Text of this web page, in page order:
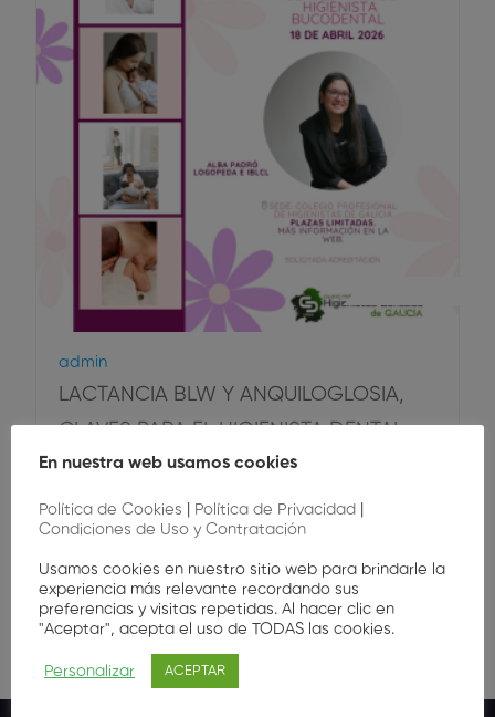
Admin
LACTANCIA BLW Y ANQUILOGLOSIA,
CLAVES PARA EL HIGIENISTA DENTAL
BLW con seguridad y acompañar la lactancia…
25,00€
En nuestra web usamos cookies
Política de Cookies Política de Privacidad
Condiciones de Uso y Contratación
Usamos cookies en nuestro sitio web para brindarle la
experiencia más relevante recordando sus
preferencias y visitas repetidas. Al hacer clic en
"Aceptar", acepta el uso de TODAS las cookies.
Personalizar ACEPTAR